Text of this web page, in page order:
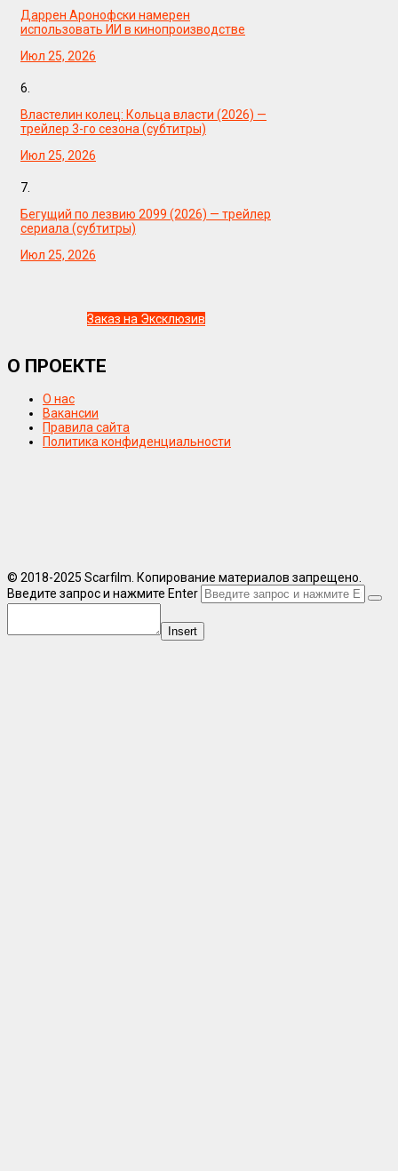
Даррен Аронофски намерен
использовать ИИ в кинопроизводстве
Июл 25, 2026
6.
Властелин колец: Кольца власти (2026) —
трейлер 3-го сезона (субтитры)
Июл 25, 2026
7.
Бегущий по лезвию 2099 (2026) — трейлер
сериала (субтитры)
Июл 25, 2026
Заказ на Эксклюзив
О ПРОЕКТЕ
О нас
Вакансии
Правила сайта
Политика конфиденциальности
© 2018-2025 Scarfilm. Копирование материалов запрещено.
Введите запрос и нажмите Enter
Insert